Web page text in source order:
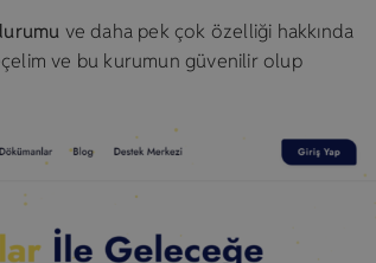
ve daha pek çok özelliği hakkında
ve bu kurumun güvenilir olup